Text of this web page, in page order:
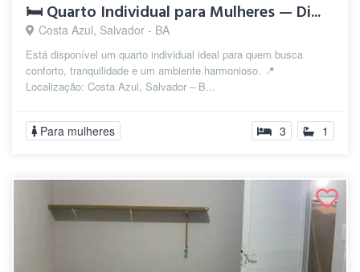
🛏️ Quarto Individual para Mulheres — Di...
Costa Azul, Salvador - BA
Está disponível um quarto individual ideal para quem busca
conforto, tranquilidade e um ambiente harmonioso. 📍
Localização: Costa Azul, Salvador – B...
Para mulheres 3 1